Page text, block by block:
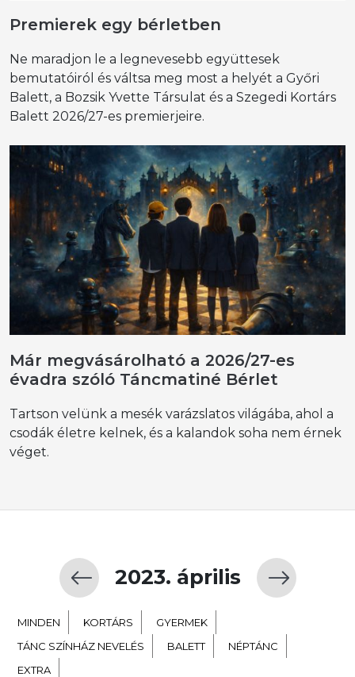
Premierek egy bérletben
Ne maradjon le a legnevesebb együttesek
bemutatóiról és váltsa meg most a helyét a Győri
Balett, a Bozsik Yvette Társulat és a Szegedi Kortárs
Balett 2026/27-es premierjeire.
Már megvásárolható a 2026/27-es
évadra szóló Táncmatiné Bérlet
Tartson velünk a mesék varázslatos világába, ahol a
csodák életre kelnek, és a kalandok soha nem érnek
véget.
2023. április
MINDEN KORTÁRS
GYERMEK
TÁNC SZÍNHÁZ NEVELÉS
BALETT
NÉPTÁNC
EXTRA